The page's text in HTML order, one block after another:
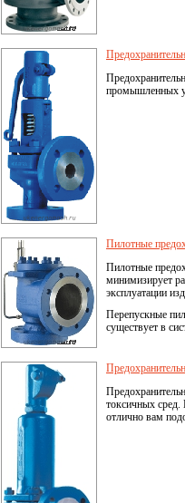
промышленных
Пилотные
Пилотные
минимизирует
эксплуатации
Перепускные
существует в
токсичных сред.
отлично вам